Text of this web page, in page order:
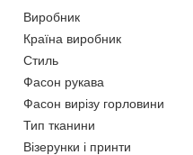
Виробник
Країна виробник
Стиль
Фасон рукава
Фасон вирізу горловини
Тип тканини
Візерунки і принти